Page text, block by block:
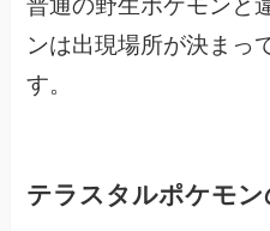
ンは出現場所が決まっ
す。
テラスタルポケモ